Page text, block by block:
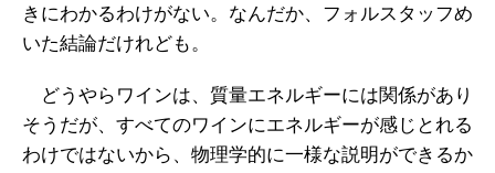
きにわかるわけがない。なんだか、フォルスタッフめ
いた結論だけれども。
どうやらワインは、質量エネルギーには関係があり
そうだが、すべてのワインにエネルギーが感じとれる
わけではないから、物理学的に一様な説明ができるか